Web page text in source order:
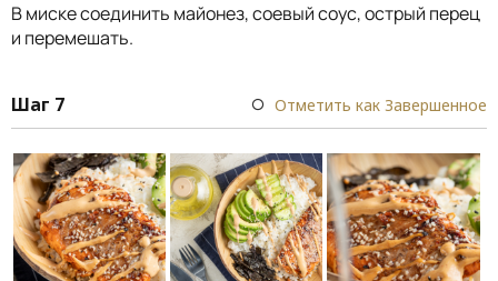
В миске соединить майонез, соевый соус, острый перец
и перемешать.
Шаг 7 Отметить как Завершенное